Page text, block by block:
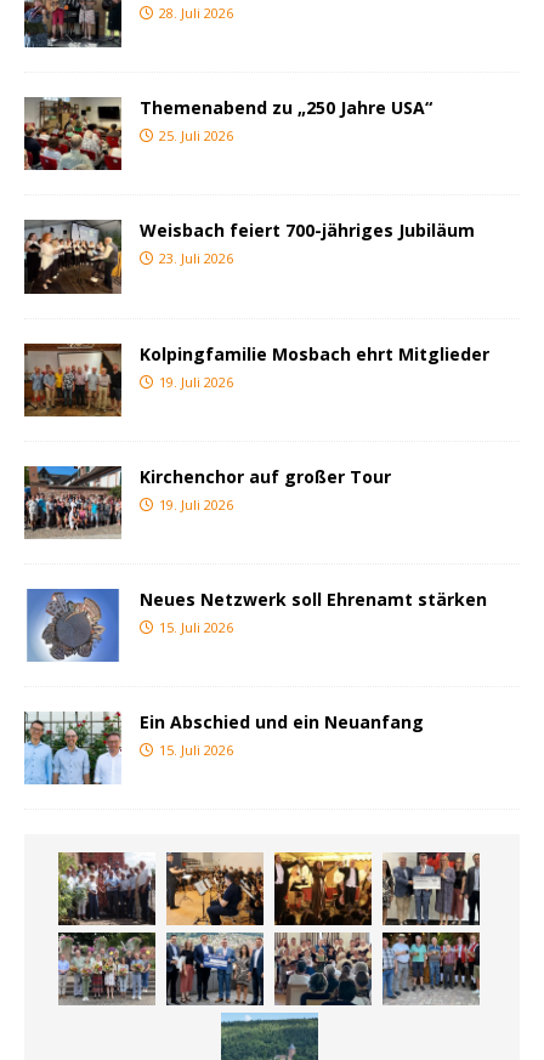
28. Juli 2026
Themenabend zu „250 Jahre USA“
25. Juli 2026
Weisbach feiert 700-jähriges Jubiläum
23. Juli 2026
Kolpingfamilie Mosbach ehrt Mitglieder
19. Juli 2026
Kirchenchor auf großer Tour
19. Juli 2026
Neues Netzwerk soll Ehrenamt stärken
15. Juli 2026
Ein Abschied und ein Neuanfang
15. Juli 2026